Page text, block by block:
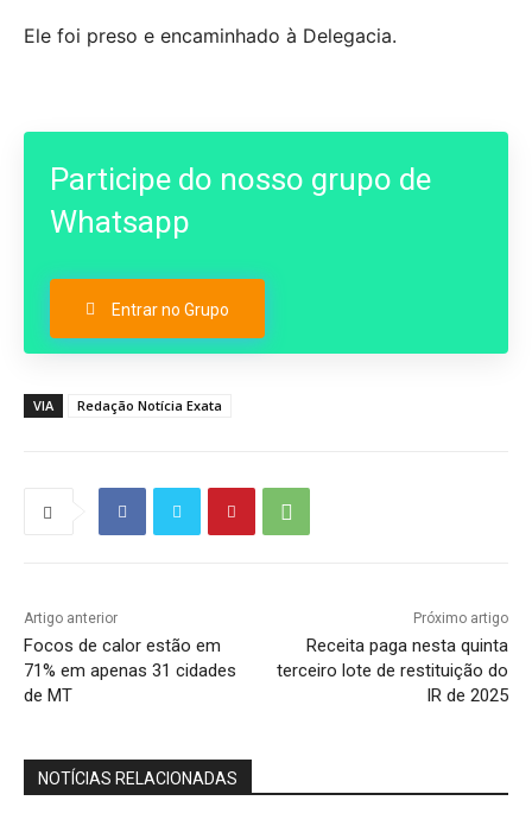
Ele foi preso e encaminhado à Delegacia.
Participe do nosso grupo de
Whatsapp
Entrar no Grupo
VIA Redação Notícia Exata
Artigo anterior
Focos de calor estão em
71% em apenas 31 cidades
de MT
Próximo artigo
Receita paga nesta quinta
terceiro lote de restituição do
IR de 2025
NOTÍCIAS RELACIONADAS